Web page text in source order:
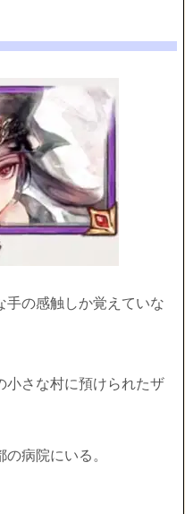
の感触しか覚えていな
小さな村に預けられたザ
病院にいる。